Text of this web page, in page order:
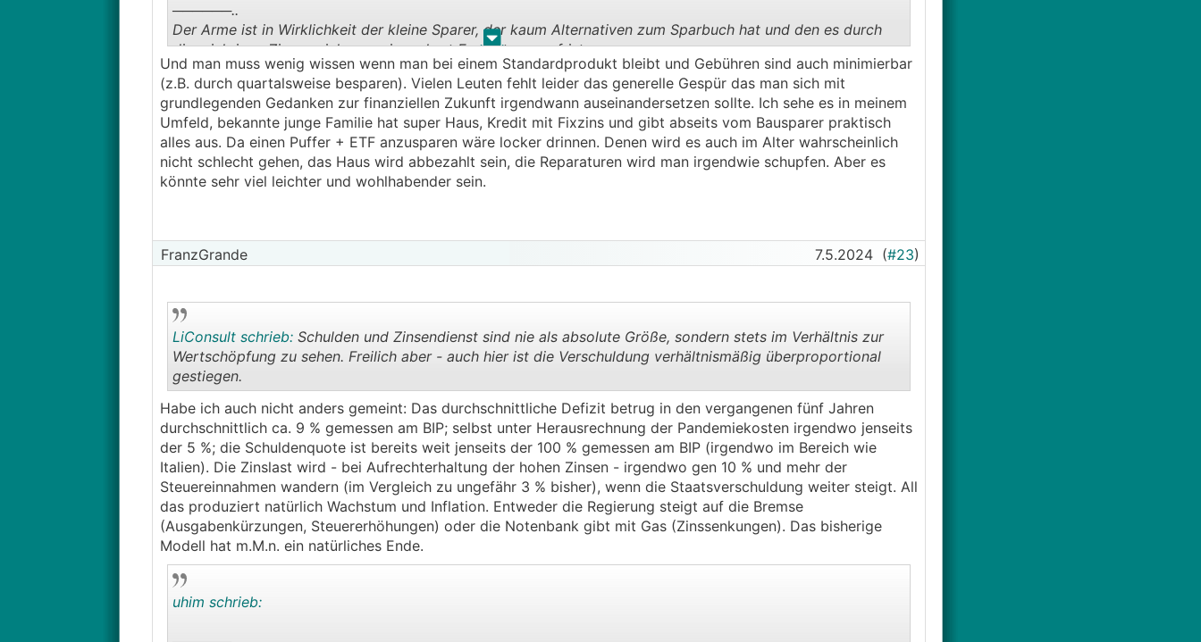
. .
──────..
Der Arme ist in Wirklichkeit der kleine Sparer, der kaum Alternativen zum Sparbuch hat und den es durch
die mickrigen Zinsen viel von seinem hart Ersparten wegfrist.
───────────────
ETF-Sparpläne kann man auch schon mit sehr kleinen Beträgen machen. Also abseits des Basis-
Notgroschen hat heute auch der "kleine Sparer" eine (sehr gute!) Alternative.
Und man muss wenig wissen wenn man bei einem Standardprodukt bleibt und Gebühren sind auch minimierbar
(z.B. durch quartalsweise besparen). Vielen Leuten fehlt leider das generelle Gespür das man sich mit
grundlegenden Gedanken zur finanziellen Zukunft irgendwann auseinandersetzen sollte. Ich sehe es in meinem
Umfeld, bekannte junge Familie hat super Haus, Kredit mit Fixzins und gibt abseits vom Bausparer praktisch
alles aus. Da einen Puffer + ETF anzusparen wäre locker drinnen. Denen wird es auch im Alter wahrscheinlich
nicht schlecht gehen, das Haus wird abbezahlt sein, die Reparaturen wird man irgendwie schupfen. Aber es
könnte sehr viel leichter und wohlhabender sein.
FranzGrande 7.5.2024 (#23)
..
LiConsult schrieb:Schulden und Zinsendienst sind nie als absolute Größe, sondern stets im Verhältnis zur
Wertschöpfung zu sehen. Freilich aber - auch hier ist die Verschuldung verhältnismäßig überproportional
gestiegen.
Habe ich auch nicht anders gemeint: Das durchschnittliche Defizit betrug in den vergangenen fünf Jahren
durchschnittlich ca. 9 % gemessen am BIP; selbst unter Herausrechnung der Pandemiekosten irgendwo jenseits
der 5 %; die Schuldenquote ist bereits weit jenseits der 100 % gemessen am BIP (irgendwo im Bereich wie
Italien). Die Zinslast wird - bei Aufrechterhaltung der hohen Zinsen - irgendwo gen 10 % und mehr der
Steuereinnahmen wandern (im Vergleich zu ungefähr 3 % bisher), wenn die Staatsverschuldung weiter steigt. All
das produziert natürlich Wachstum und Inflation. Entweder die Regierung steigt auf die Bremse
(Ausgabenkürzungen, Steuererhöhungen) oder die Notenbank gibt mit Gas (Zinssenkungen). Das bisherige
Modell hat m.M.n. ein natürliches Ende.
uhim schrieb: